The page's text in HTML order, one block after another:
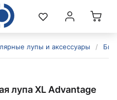
лупы и аксессуары /
лупа XL Advantage